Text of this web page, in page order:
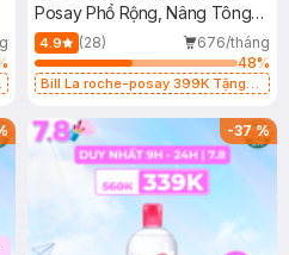
Posay Phổ Rộng, Nâng Tông
Kiềm Dầu 50ml
4.9 (28)
676/tháng
48%
Bill La roche-posay 399K Tặng
(SL có hạn)
-37%